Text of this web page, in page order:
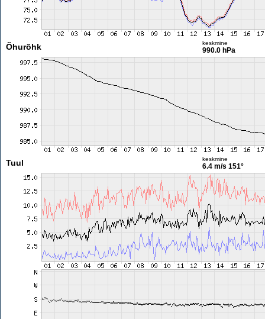
Õhurõhk keskmine
990.0 hPa
Tuul keskmine
6.4 m/s 151°